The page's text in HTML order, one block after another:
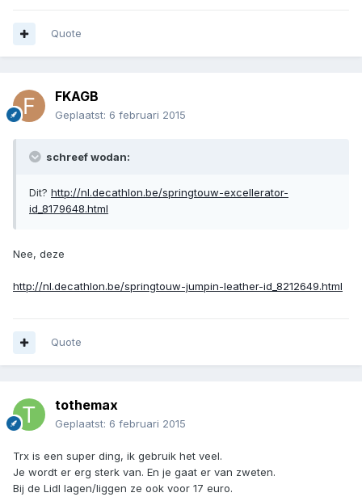
Quote
FKAGB
Geplaatst: 6 februari 2015
schreef wodan:
Dit? http://nl.decathlon.be/springtouw-excellerator-
id_8179648.html
Nee, deze
http://nl.decathlon.be/springtouw-jumpin-leather-id_8212649.html
Quote
tothemax
Geplaatst: 6 februari 2015
Trx is een super ding, ik gebruik het veel.
Je wordt er erg sterk van. En je gaat er van zweten.
Bij de Lidl lagen/liggen ze ook voor 17 euro.